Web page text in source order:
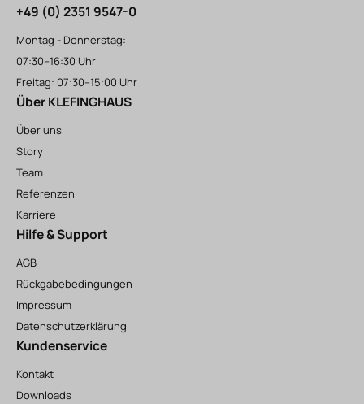
+49 (0) 2351 9547-0
Montag - Donnerstag:
07:30–16:30 Uhr
Freitag: 07:30–15:00 Uhr
Über KLEFINGHAUS
Über uns
Story
Team
Referenzen
Karriere
Hilfe & Support
AGB
Rückgabebedingungen
Impressum
Datenschutzerklärung
Kundenservice
Kontakt
Downloads